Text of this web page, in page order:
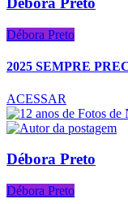
Débora Preto
2025 SEMPRE
ACESSAR
Débora Preto
Débora Preto